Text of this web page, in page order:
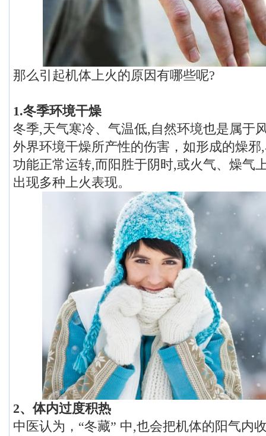
那么引起机体上火的原因有哪些呢?
1.冬季环境干燥
冬季,天气寒冷、气温低,自然环境也是属于
外界环境干燥所产性的伤害，如形成的燥
功能正常运转,而阳胜于阴时,或火气、燥气
出现多种上火表现。
2、体内过度积热
中医认为，“冬藏” 中,也会把机体的阳气内